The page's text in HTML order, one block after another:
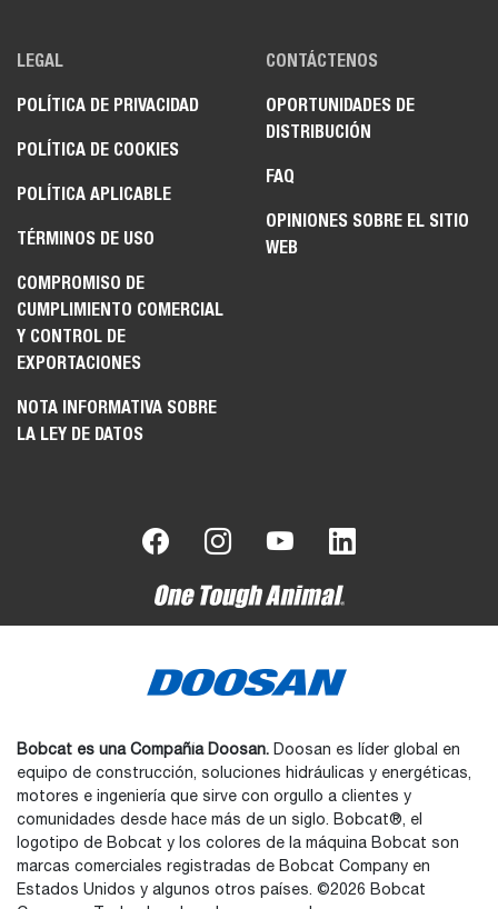
LEGAL
POLÍTICA DE PRIVACIDAD
POLÍTICA DE COOKIES
POLÍTICA APLICABLE
TÉRMINOS DE USO
COMPROMISO DE
CUMPLIMIENTO COMERCIAL
Y CONTROL DE
EXPORTACIONES
NOTA INFORMATIVA SOBRE
LA LEY DE DATOS
CONTÁCTENOS
OPORTUNIDADES DE
DISTRIBUCIÓN
FAQ
OPINIONES SOBRE EL SITIO
WEB
Bobcat es una Compañía Doosan. Doosan es líder global en
equipo de construcción, soluciones hidráulicas y energéticas,
motores e ingeniería que sirve con orgullo a clientes y
comunidades desde hace más de un siglo. Bobcat®, el
logotipo de Bobcat y los colores de la máquina Bobcat son
marcas comerciales registradas de Bobcat Company en
Estados Unidos y algunos otros países. ©2026 Bobcat